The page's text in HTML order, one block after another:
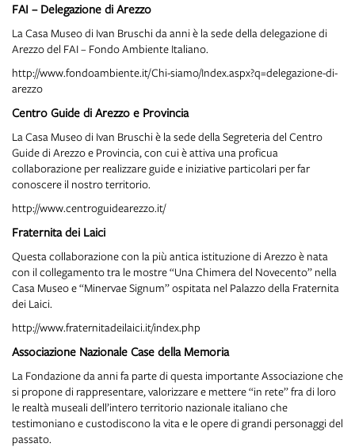
FAI – Delegazione di Arezzo
La Casa Museo di Ivan Bruschi da anni è la sede della delegazione di
Arezzo del FAI – Fondo Ambiente Italiano.
http://www.fondoambiente.it/Chi-siamo/Index.aspx?q=delegazione-di-
arezzo
Centro Guide di Arezzo e Provincia
La Casa Museo di Ivan Bruschi è la sede della Segreteria del Centro
Guide di Arezzo e Provincia, con cui è attiva una proficua
collaborazione per realizzare guide e iniziative particolari per far
conoscere il nostro territorio.
http://www.centroguidearezzo.it/
Fraternita dei Laici
Questa collaborazione con la più antica istituzione di Arezzo è nata
con il collegamento tra le mostre “Una Chimera del Novecento” nella
Casa Museo e “Minervae Signum” ospitata nel Palazzo della Fraternita
dei Laici.
http://www.fraternitadeilaici.it/index.php
Associazione Nazionale Case della Memoria
La Fondazione da anni fa parte di questa importante Associazione che
si propone di rappresentare, valorizzare e mettere “in rete” fra di loro
le realtà museali dell’intero territorio nazionale italiano che
testimoniano e custodiscono la vita e le opere di grandi personaggi del
passato.